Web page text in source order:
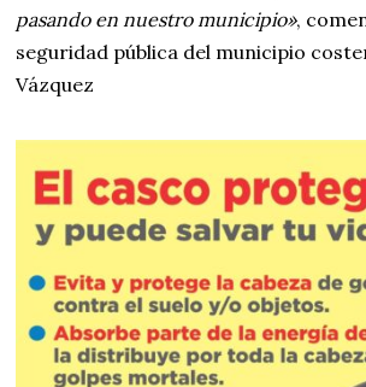
pasando en nuestro municipio»,
seguridad pública del municipio
Vázquez